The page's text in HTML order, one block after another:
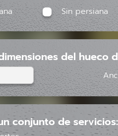
Sin persiana
del hueco
conjunto de servicios: